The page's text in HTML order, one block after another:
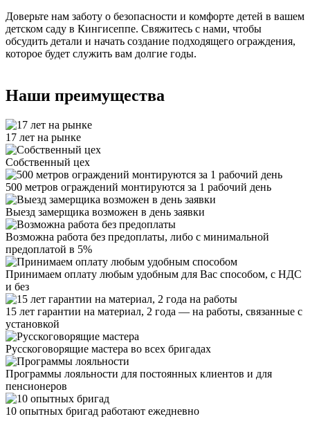
Доверьте нам заботу о безопасности и комфорте детей в вашем
детском саду в Кингисеппе. Свяжитесь с нами, чтобы
обсудить детали и начать создание подходящего ограждения,
которое будет служить вам долгие годы.
Наши преимущества
17 лет на рынке
Собственный цех
500 метров ограждений монтируются за 1 рабочий день
Выезд замерщика возможен в день заявки
Возможна работа без предоплаты, либо с минимальной
предоплатой в 5%
Принимаем оплату любым удобным для Вас способом, с НДС
и без
15 лет гарантии на материал, 2 года — на работы, связанные с
установкой
Русскоговорящие мастера во всех бригадах
Программы лояльности для постоянных клиентов и для
пенсионеров
10 опытных бригад работают ежедневно